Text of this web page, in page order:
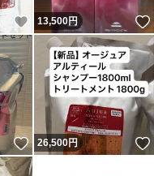
いいね！
13,500円
いいね！
26,500円